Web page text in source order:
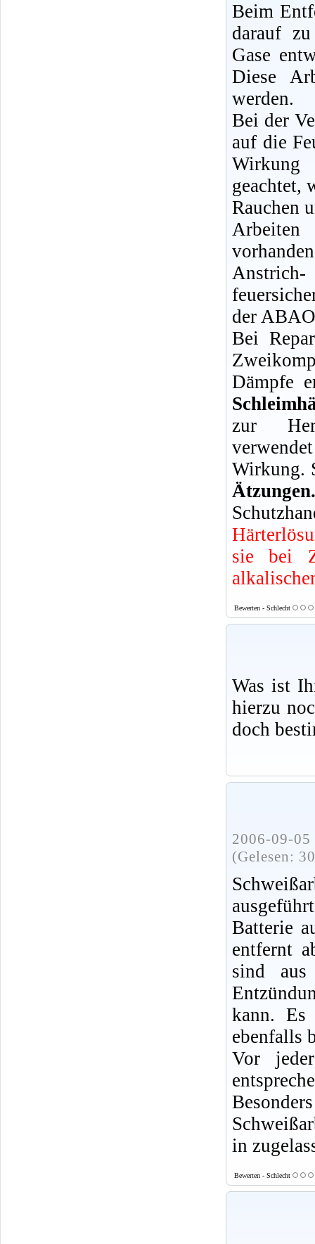
Beim
darauf zu
Gase
Diese
werden.
Bei der
auf die
Wirkung
geachtet,
Rauchen
Arbeiten
der
Bei
Dämpfe
zur
Wirkung.
sie bei
Bewerten - Schlecht
Was ist
hierzu
doch
2006-09-
(Gelesen:
Batterie
entfernt
sind
kann. Es
ebenfalls
Vor
in
Bewerten - Schlecht